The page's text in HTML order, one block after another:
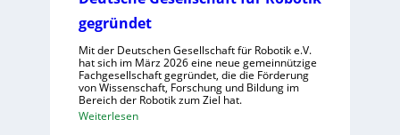
n
s
y
s
t
e
f
ü
r
R
o
gegründet
Mit der Deutschen Gesellschaft für Robotik e.V.
hat sich im März 2026 eine neue gemeinnützige
Fachgesellschaft gegründet, die die Förderung
von Wissenschaft, Forschung und Bildung im
Bereich der Robotik zum Ziel hat.
Weiterlesen: